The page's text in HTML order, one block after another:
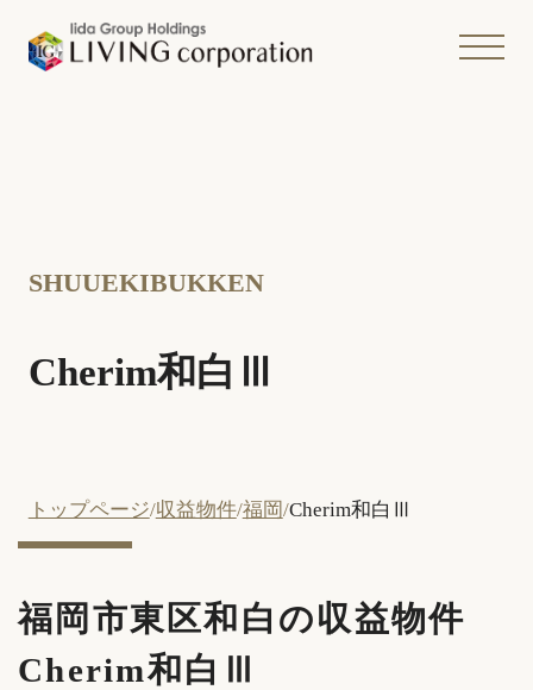
SHUUEKIBUKKEN
Cherim和白Ⅲ
トップページ 収益物件 福岡 Cherim和白Ⅲ
福岡市東区和白の収益物件
Cherim和白Ⅲ